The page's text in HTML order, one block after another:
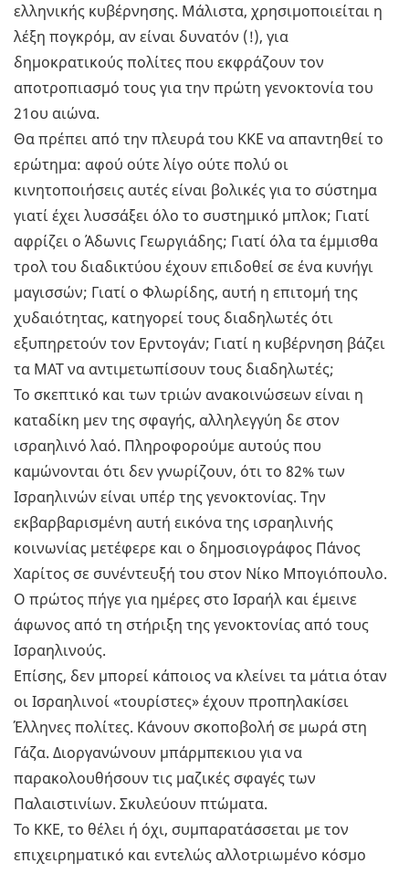
ελληνικής κυβέρνησης. Μάλιστα, χρησιμοποιείται η
λέξη πογκρόμ, αν είναι δυνατόν (!), για
δημοκρατικούς πολίτες που εκφράζουν τον
αποτροπιασμό τους για την πρώτη γενοκτονία του
21ου αιώνα.
Θα πρέπει από την πλευρά του ΚΚΕ να απαντηθεί το
ερώτημα: αφού ούτε λίγο ούτε πολύ οι
κινητοποιήσεις αυτές είναι βολικές για το σύστημα
γιατί έχει λυσσάξει όλο το συστημικό μπλοκ; Γιατί
αφρίζει ο Άδωνις Γεωργιάδης; Γιατί όλα τα έμμισθα
τρολ του διαδικτύου έχουν επιδοθεί σε ένα κυνήγι
μαγισσών; Γιατί ο Φλωρίδης, αυτή η επιτομή της
χυδαιότητας, κατηγορεί τους διαδηλωτές ότι
εξυπηρετούν τον Ερντογάν; Γιατί η κυβέρνηση βάζει
τα ΜΑΤ να αντιμετωπίσουν τους διαδηλωτές;
Το σκεπτικό και των τριών ανακοινώσεων είναι η
καταδίκη μεν της σφαγής, αλληλεγγύη δε στον
ισραηλινό λαό. Πληροφορούμε αυτούς που
καμώνονται ότι δεν γνωρίζουν, ότι το 82% των
Ισραηλινών είναι υπέρ της γενοκτονίας. Την
εκβαρβαρισμένη αυτή εικόνα της ισραηλινής
κοινωνίας μετέφερε και ο δημοσιογράφος Πάνος
Χαρίτος σε συνέντευξή του στον Νίκο Μπογιόπουλο.
Ο πρώτος πήγε για ημέρες στο Ισραήλ και έμεινε
άφωνος από τη στήριξη της γενοκτονίας από τους
Ισραηλινούς.
Επίσης, δεν μπορεί κάποιος να κλείνει τα μάτια όταν
οι Ισραηλινοί «τουρίστες» έχουν προπηλακίσει
Έλληνες πολίτες. Κάνουν σκοποβολή σε μωρά στη
Γάζα. Διοργανώνουν μπάρμπεκιου για να
παρακολουθήσουν τις μαζικές σφαγές των
Παλαιστινίων. Σκυλεύουν πτώματα.
Το ΚΚΕ, το θέλει ή όχι, συμπαρατάσσεται με τον
επιχειρηματικό και εντελώς αλλοτριωμένο κόσμο